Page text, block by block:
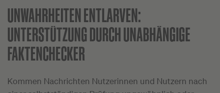
UNWAHRHEITEN ENTLARVEN:
UNTERSTÜTZUNG DURCH UNABHÄNGIGE
FAKTENCHECKER
Kommen Nachrichten Nutzerinnen und Nutzern nach